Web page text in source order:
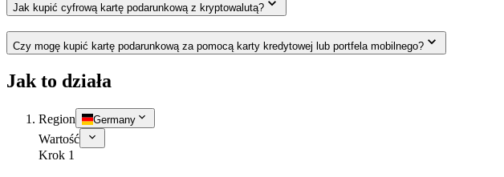
Jak kupić cyfrową kartę podarunkową z kryptowalutą?
Czy mogę kupić kartę podarunkową za pomocą karty kredytowej lub portfela mobilnego?
Jak to działa
Region Germany
Wartość
Krok 1